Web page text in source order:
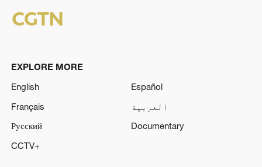
EXPLORE MORE
English
Español
Français
العربية
Русский
Documentary
CCTV+